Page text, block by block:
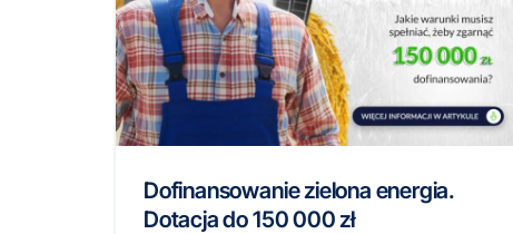
Dofinansowanie zielona energia.
Dotacja do 150 000 zł